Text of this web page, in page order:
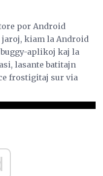
por Android
kiam la Android
aplikoj kaj la
lasante batitajn
frostigitaj sur via